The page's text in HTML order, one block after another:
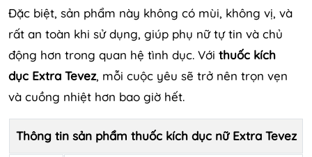
Đặc biệt, sản phẩm này không có mùi, không vị, và
rất an toàn khi sử dụng, giúp phụ nữ tự tin và chủ
động hơn trong quan hệ tình dục. Với thuốc kích
dục Extra Tevez, mỗi cuộc yêu sẽ trở nên trọn vẹn
và cuồng nhiệt hơn bao giờ hết.
Thông tin sản phẩm thuốc kích dục nữ Extra Tevez